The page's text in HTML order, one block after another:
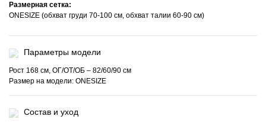
Размерная сетка:
ONESIZE (обхват груди 70-100 см, обхват талии 60-90 см)
Параметры модели
Рост 168 см, ОГ/ОТ/ОБ – 82/60/90 см
Размер на модели: ONESIZE
Состав и уход